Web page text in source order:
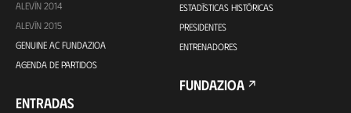
ALEVÍN 2014
ALEVÍN 2015
GENUINE AC FUNDAZIOA
AGENDA DE PARTIDOS
ENTRADAS
ESTADÍSTICAS HISTÓRICAS
PRESIDENTES
ENTRENADORES
FUNDAZIOA